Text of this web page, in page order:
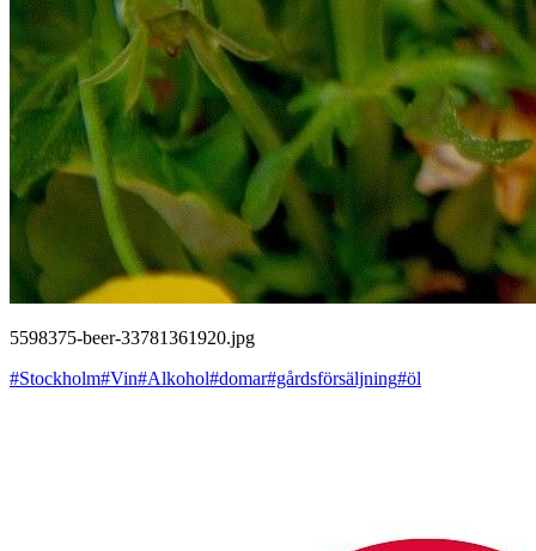
5598375-beer-33781361920.jpg
#Stockholm#Vin#Alkohol#domar#gårdsförsäljning#öl